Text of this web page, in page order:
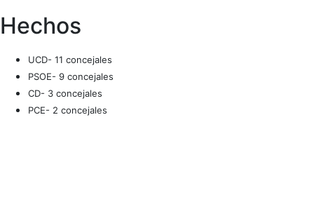
Hechos
UCD- 11 concejales
PSOE- 9 concejales
CD- 3 concejales
PCE- 2 concejales